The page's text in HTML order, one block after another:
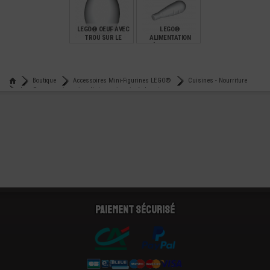
LEGO® OEUF AVEC
TROU SUR LE
LEGO®
ALIMENTATION
Boutique
Accessoires Mini-Figurines LEGO®
Cuisines - Nourriture
Lego® accessoire vaisselle tasse imprimée logo tva
Paiement sécurisé